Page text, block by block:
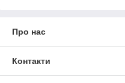
Про нас
Контакти